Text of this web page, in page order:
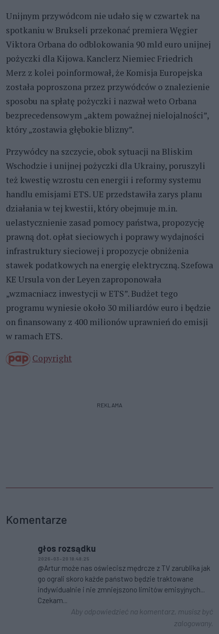
Unijnym przywódcom nie udało się w czwartek na
spotkaniu w Brukseli przekonać premiera Węgier
Viktora Orbana do odblokowania 90 mld euro unijnej
pożyczki dla Kijowa. Kanclerz Niemiec Friedrich
Merz z kolei poinformował, że Komisja Europejska
została poproszona przez przywódców o znalezienie
sposobu na spłatę pożyczki i nazwał weto Orbana
bezprecedensowym „aktem poważnej nielojalności”,
który „zostawia głębokie blizny”.
Przywódcy na szczycie, obok sytuacji na Bliskim
Wschodzie i unijnej pożyczki dla Ukrainy, poruszyli
też kwestię wzrostu cen energii i reformy systemu
handlu emisjami ETS. UE przedstawiła zarys planu
działania w tej kwestii, który obejmuje m.in.
uelastycznienie zasad pomocy państwa, propozycję
prawną dot. opłat sieciowych i poprawy wydajności
infrastruktury sieciowej i propozycje obniżenia
stawek podatkowych na energię elektryczną. Szefowa
KE Ursula von der Leyen zaproponowała
„wzmacniacz inwestycji w ETS”. Budżet tego
programu wyniesie około 30 miliardów euro i będzie
on finansowany z 400 milionów uprawnień do emisji
w ramach ETS.
Copyright
REKLAMA
Komentarze
głos rozsądku
2026-03-20 18:48:25
@Artur może nas oświecisz mędrcze z TV zarublika jak
go ograli skoro każde państwo będzie traktowane
indywidualnie i nie zmniejszono limitów emisyjnych...
Czekam...
Aby odpowiedzieć na komentarz, musisz być
zalogowany.